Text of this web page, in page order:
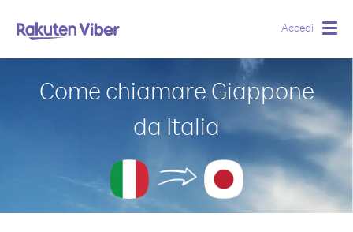
Accedi
Come chiamare Giappone
da Italia